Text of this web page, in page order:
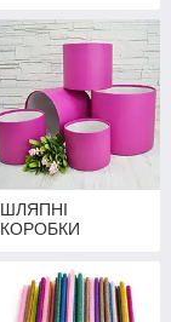
ШЛЯПНІ
КОРОБКИ